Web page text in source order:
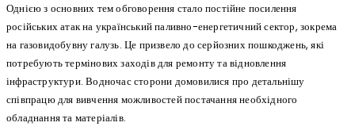
Однією з основних тем обговорення стало постійне посилення
російських атак на український паливно-енергетичний сектор, зокрема
на газовидобувну галузь. Це призвело до серйозних пошкоджень, які
потребують термінових заходів для ремонту та відновлення
інфраструктури. Водночас сторони домовилися про детальнішу
співпрацю для вивчення можливостей постачання необхідного
обладнання та матеріалів.